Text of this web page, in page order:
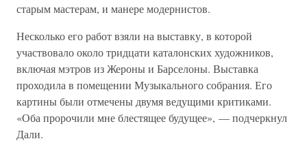
старым мастерам, и манере модернистов.
Несколько его работ взяли на выставку, в которой
участвовало около тридцати каталонских художников,
включая мэтров из Жероны и Барселоны. Выставка
проходила в помещении Музыкального собрания. Его
картины были отмечены двумя ведущими критиками.
«Оба пророчили мне блестящее будущее», — подчеркнул
Дали.